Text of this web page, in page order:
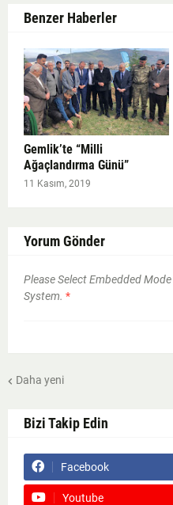
Benzer Haberler
Gemlik’te “Milli
Ağaçlandırma Günü”
11 Kasım, 2019
Yorum Gönder
Please Select Embedded
System. *
Daha yeni
Bizi Takip Edin
Facebook
Youtube